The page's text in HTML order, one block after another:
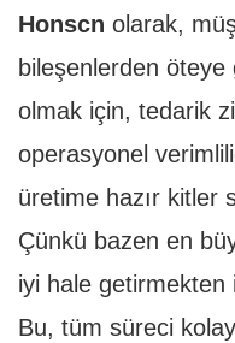
Honscn olarak,
bileşenlerden öteye
olmak için, tedarik
operasyonel
üretime hazır kitler
Çünkü bazen en
iyi hale getirmekten
Bu, tüm süreci